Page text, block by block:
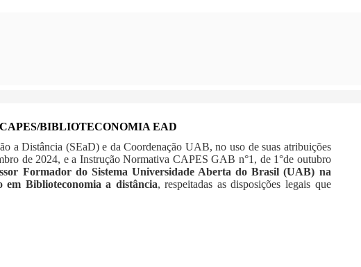
CAPES/BIBLIOTECONOMIA EAD
a Distância (SEaD) e da Coordenação UAB, no uso de suas atribuições
de 2024, e a Instrução Normativa CAPES GAB n°1, de 1°de outubro
Formador do Sistema Universidade Aberta do Brasil (UAB) na
Biblioteconomia a distância, respeitadas as disposições legais que